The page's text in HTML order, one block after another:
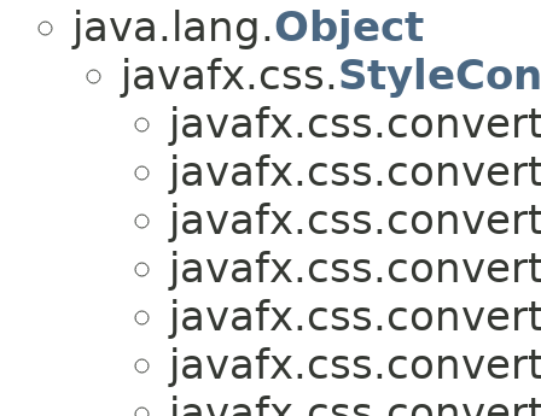
java.lang.Object
javafx.css.